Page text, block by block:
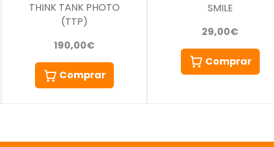
THINK TANK PHOTO
(TTP)
190,00€
Comprar
SMILE
29,00€
Comprar